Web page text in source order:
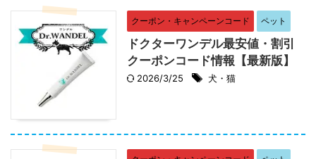
クーポン・キャンペーンコード ペット
ドクターワンデル最安値・割引
クーポンコード情報【最新版】
2026/3/25 犬・猫